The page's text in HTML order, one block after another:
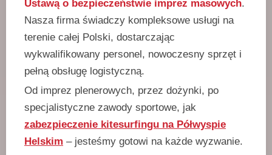
Ustawą o bezpieczeństwie imprez masowych.
Nasza firma świadczy kompleksowe usługi na
terenie całej Polski, dostarczając
wykwalifikowany personel, nowoczesny sprzęt i
pełną obsługę logistyczną.
Od imprez plenerowych, przez dożynki, po
specjalistyczne zawody sportowe, jak
zabezpieczenie kitesurfingu na Półwyspie
Helskim – jesteśmy gotowi na każde wyzwanie.